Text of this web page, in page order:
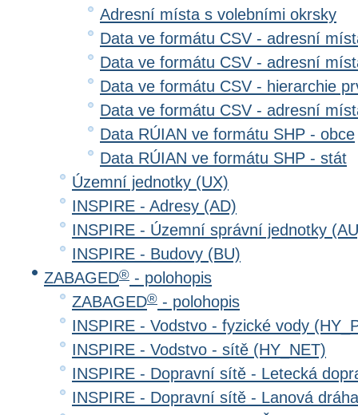
Adresní místa s volebními okrsky
Data ve formátu CSV - adresní
Data ve formátu CSV - adresní
Data ve formátu CSV - hierarchie
Data ve formátu CSV - adresní
Data RÚIAN ve formátu SHP - obce
Data RÚIAN ve formátu SHP - stát
Územní jednotky (UX)
INSPIRE - Adresy (AD)
INSPIRE - Územní správní jednotky
INSPIRE - Budovy (BU)
ZABAGED® - polohopis
ZABAGED® - polohopis
INSPIRE - Vodstvo - fyzické vody
INSPIRE - Vodstvo - sítě (HY_NET)
INSPIRE - Dopravní sítě - Letecká
INSPIRE - Dopravní sítě - Lanová